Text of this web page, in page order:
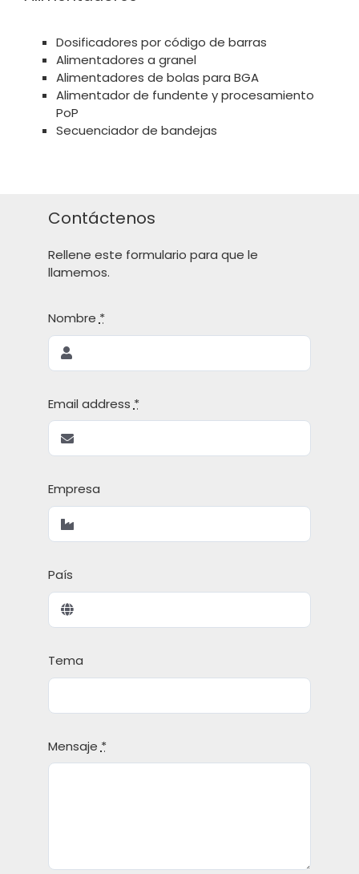
Dosificadores por código de barras
Alimentadores a granel
Alimentadores de bolas para BGA
Alimentador de fundente y procesamiento
PoP
Secuenciador de bandejas
Contáctenos
Rellene este formulario para que le
llamemos.
Nombre *
Email address *
Empresa
País
Tema
Mensaje *